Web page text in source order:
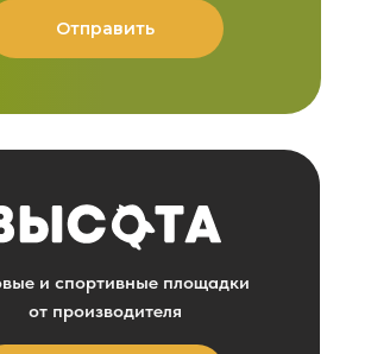
Отправить
и спортивные площадки
от производителя